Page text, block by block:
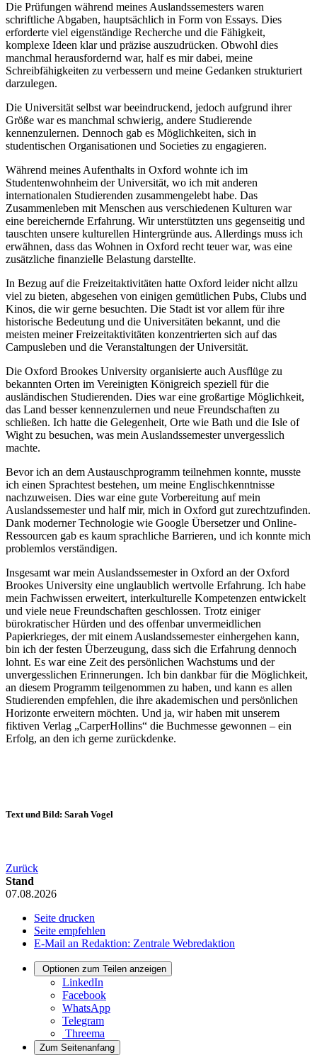
Die Prüfungen während meines Auslandssemesters waren
schriftliche Abgaben, hauptsächlich in Form von Essays. Dies
erforderte viel eigenständige Recherche und die Fähigkeit,
komplexe Ideen klar und präzise auszudrücken. Obwohl dies
manchmal herausfordernd war, half es mir dabei, meine
Schreibfähigkeiten zu verbessern und meine Gedanken strukturiert
darzulegen.
Die Universität selbst war beeindruckend, jedoch aufgrund ihrer
Größe war es manchmal schwierig, andere Studierende
kennenzulernen. Dennoch gab es Möglichkeiten, sich in
studentischen Organisationen und Societies zu engagieren.
Während meines Aufenthalts in Oxford wohnte ich im
Studentenwohnheim der Universität, wo ich mit anderen
internationalen Studierenden zusammengelebt habe. Das
Zusammenleben mit Menschen aus verschiedenen Kulturen war
eine bereichernde Erfahrung. Wir unterstützten uns gegenseitig und
tauschten unsere kulturellen Hintergründe aus. Allerdings muss ich
erwähnen, dass das Wohnen in Oxford recht teuer war, was eine
zusätzliche finanzielle Belastung darstellte.
In Bezug auf die Freizeitaktivitäten hatte Oxford leider nicht allzu
viel zu bieten, abgesehen von einigen gemütlichen Pubs, Clubs und
Kinos, die wir gerne besuchten. Die Stadt ist vor allem für ihre
historische Bedeutung und die Universitäten bekannt, und die
meisten meiner Freizeitaktivitäten konzentrierten sich auf das
Campusleben und die Veranstaltungen der Universität.
Die Oxford Brookes University organisierte auch Ausflüge zu
bekannten Orten im Vereinigten Königreich speziell für die
ausländischen Studierenden. Dies war eine großartige Möglichkeit,
das Land besser kennenzulernen und neue Freundschaften zu
schließen. Ich hatte die Gelegenheit, Orte wie Bath und die Isle of
Wight zu besuchen, was mein Auslandssemester unvergesslich
machte.
Bevor ich an dem Austauschprogramm teilnehmen konnte, musste
ich einen Sprachtest bestehen, um meine Englischkenntnisse
nachzuweisen. Dies war eine gute Vorbereitung auf mein
Auslandssemester und half mir, mich in Oxford gut zurechtzufinden.
Dank moderner Technologie wie Google Übersetzer und Online-
Ressourcen gab es kaum sprachliche Barrieren, und ich konnte mich
problemlos verständigen.
Insgesamt war mein Auslandssemester in Oxford an der Oxford
Brookes University eine unglaublich wertvolle Erfahrung. Ich habe
mein Fachwissen erweitert, interkulturelle Kompetenzen entwickelt
und viele neue Freundschaften geschlossen. Trotz einiger
bürokratischer Hürden und des offenbar unvermeidlichen
Papierkrieges, der mit einem Auslandssemester einhergehen kann,
bin ich der festen Überzeugung, dass sich die Erfahrung dennoch
lohnt. Es war eine Zeit des persönlichen Wachstums und der
unvergesslichen Erinnerungen. Ich bin dankbar für die Möglichkeit,
an diesem Programm teilgenommen zu haben, und kann es allen
Studierenden empfehlen, die ihre akademischen und persönlichen
Horizonte erweitern möchten. Und ja, wir haben mit unserem
fiktiven Verlag „CarperHollins“ die Buchmesse gewonnen – ein
Erfolg, an den ich gerne zurückdenke.
Text und Bild: Sarah Vogel
Zurück
Stand
07.08.2026
Seite drucken
Seite empfehlen
E-Mail an Redaktion: Zentrale Webredaktion
Optionen zum Teilen anzeigen
LinkedIn
Facebook
WhatsApp
Telegram
Threema
Zum Seitenanfang